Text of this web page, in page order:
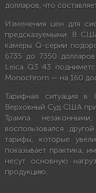
долларов, что
Изменения цен для
предсказуемыми. В
камеры Q-серии
6735 до 7350
Leica Q3 43
Monochrom — на 160
Тарифная ситуация
Верховный Суд США
Трампа
воспользовался
тарифы, которые
показывает практика,
несут основную
продукцию.